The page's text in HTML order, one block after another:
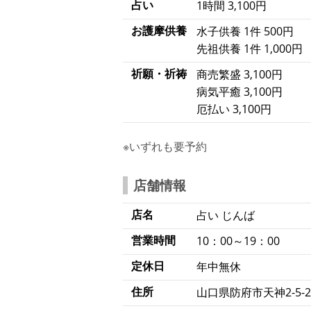
占い
1時間 3,100円
お護摩供養
水子供養 1件 500円
先祖供養 1件 1,000円
祈願・祈祷
商売繁盛 3,100円
病気平癒 3,100円
厄払い 3,100円
※いずれも要予約
店舗情報
店名
占い じんば
営業時間
10：00～19：00
定休日
年中無休
住所
山口県防府市天神2-5-2